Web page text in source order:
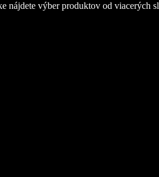
nájdete výber produktov od viacerých